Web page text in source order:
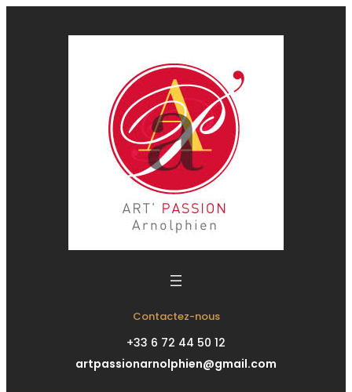
Contactez-nous
+33 6 72 44 50 12
artpassionarnolphien@gmail.com